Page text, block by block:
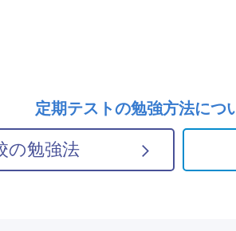
定期テストの勉強方法につ
の勉強法